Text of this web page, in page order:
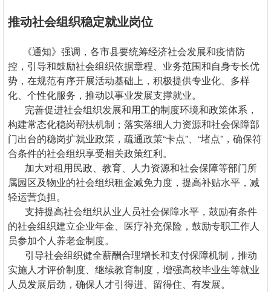
推动社会组织稳定就业岗位
《通知》强调，各市县要统筹经济社会发展和疫情防
控，引导和鼓励社会组织依据章程、业务范围和自身专长优
势，在规范有序开展活动基础上，积极提供专业化、多样
化、个性化服务，推动以事业发展支撑就业。
完善促进社会组织发展和用工的制度环境和政策体系，
构建常态化稳岗帮扶机制；落实落细人力资源和社会保障部
门出台的稳岗扩就业政策，疏通政策“卡点”、“堵点”，确保符
合条件的社会组织享受相关政策红利。
加大对租用民政、教育、人力资源和社会保障等部门所
属园区及物业的社会组织租金减免力度，提高补贴水平，减
轻运营负担。
支持提高社会组织从业人员社会保障水平，鼓励有条件
的社会组织建立企业年金、医疗补充保险，鼓励专职工作人
员参加个人养老金制度。
引导社会组织健全薪酬合理增长和支付保障机制，推动
实施人才评价制度、继续教育制度，增强高校毕业生等就业
人员发展后劲，确保人才引得进、留得住、有发展。